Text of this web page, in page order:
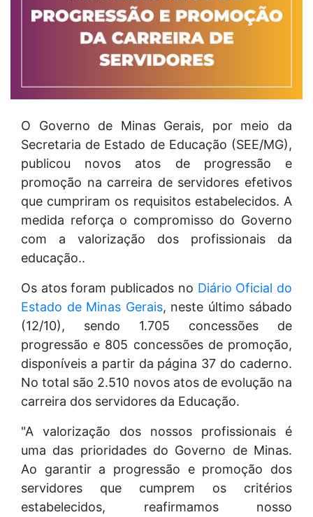
O Governo de Minas Gerais, por meio da
Secretaria de Estado de Educação (SEE/MG),
publicou novos atos de progressão e
promoção na carreira de servidores efetivos
que cumpriram os requisitos estabelecidos. A
medida reforça o compromisso do Governo
com a valorização dos profissionais da
educação..
Os atos foram publicados no Diário Oficial do
Estado de Minas Gerais, neste último sábado
(12/10), sendo 1.705 concessões de
progressão e 805 concessões de promoção,
disponíveis a partir da página 37 do caderno.
No total são 2.510 novos atos de evolução na
carreira dos servidores da Educação.
"A valorização dos nossos profissionais é
uma das prioridades do Governo de Minas.
Ao garantir a progressão e promoção dos
servidores que cumprem os critérios
estabelecidos, reafirmamos nosso